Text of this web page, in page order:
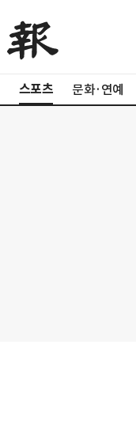
스포츠 문화·연예